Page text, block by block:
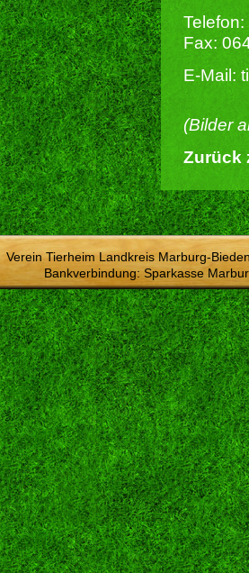
Fax:
E-Mail:
(Bilder
Zurück
Verein Tierheim Landkreis Marburg-
Bankverbindung: Sparkasse